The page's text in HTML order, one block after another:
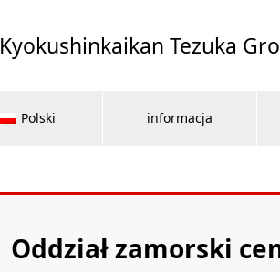
Kyokushinkaikan Tezuka
Polski informacja
Oddział zamorski